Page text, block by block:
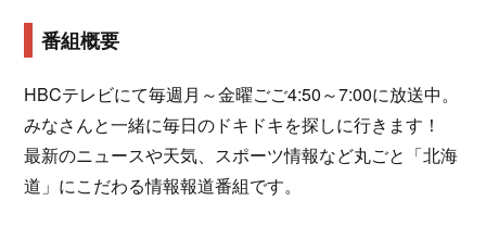
番組概要
HBCテレビにて毎週月～金曜ごご4:50～7:00に放送中。
みなさんと一緒に毎日のドキドキを探しに行きます！
最新のニュースや天気、スポーツ情報など丸ごと「北海
道」にこだわる情報報道番組です。